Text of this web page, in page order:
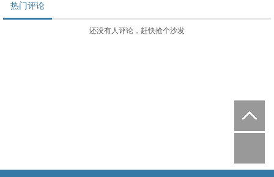
热门评论
还没有人评论，赶快抢个沙发